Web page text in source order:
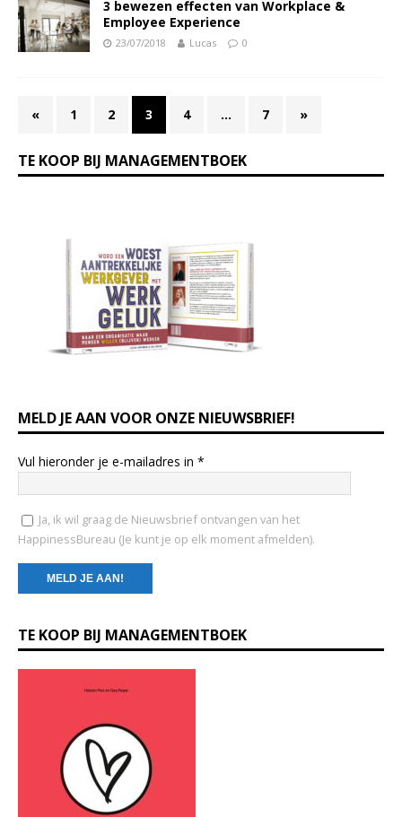
3 bewezen effecten van Workplace &
Employee Experience
23/07/2018 Lucas 0
« 1 2 3 4 … 7 »
TE KOOP BIJ MANAGEMENTBOEK
MELD JE AAN VOOR ONZE NIEUWSBRIEF!
Vul hieronder je e-mailadres in *
Ja, ik wil graag de Nieuwsbrief ontvangen van het
HappinessBureau (Je kunt je op elk moment afmelden).
o
n
TE KOOP BIJ MANAGEMENTBOEK